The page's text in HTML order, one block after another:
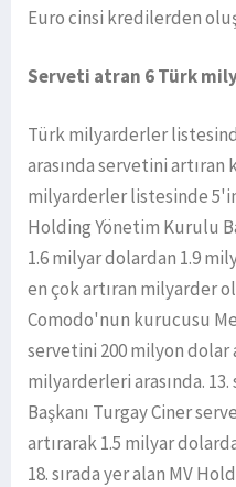
Euro cinsi kredilerden
Serveti atran 6 Türk
Türk milyarderler
arasında servetini artıran
milyarderler listesinde
Holding Yönetim Kurulu
1.6 milyar dolardan 1.9
en çok artıran milyarder
Comodo'nun kurucusu
servetini 200 milyon dolar
milyarderleri arasında.
Başkanı Turgay Ciner
artırarak 1.5 milyar
18. sırada yer alan MV